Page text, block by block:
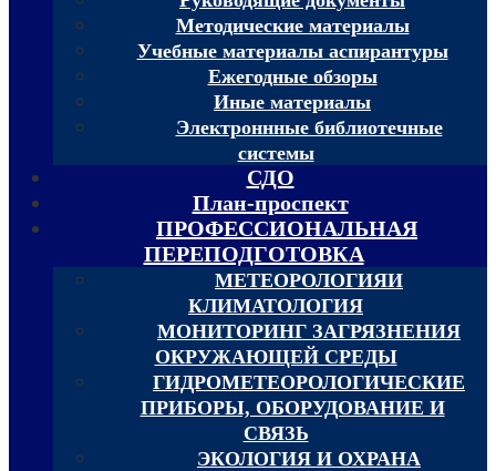
Методические материалы
Учебные материалы аспирантуры
Ежегодные обзоры
Иные материалы
Электроннные библиотечные
системы
СДО
План-проспект
ПРОФЕССИОНАЛЬНАЯ
ПЕРЕПОДГОТОВКА
МЕТЕОРОЛОГИЯИ
КЛИМАТОЛОГИЯ
МОНИТОРИНГ ЗАГРЯЗНЕНИЯ
ОКРУЖАЮЩЕЙ СРЕДЫ
ГИДРОМЕТЕОРОЛОГИЧЕСКИЕ
ПРИБОРЫ, ОБОРУДОВАНИЕ И
СВЯЗЬ
ЭКОЛОГИЯ И ОХРАНА